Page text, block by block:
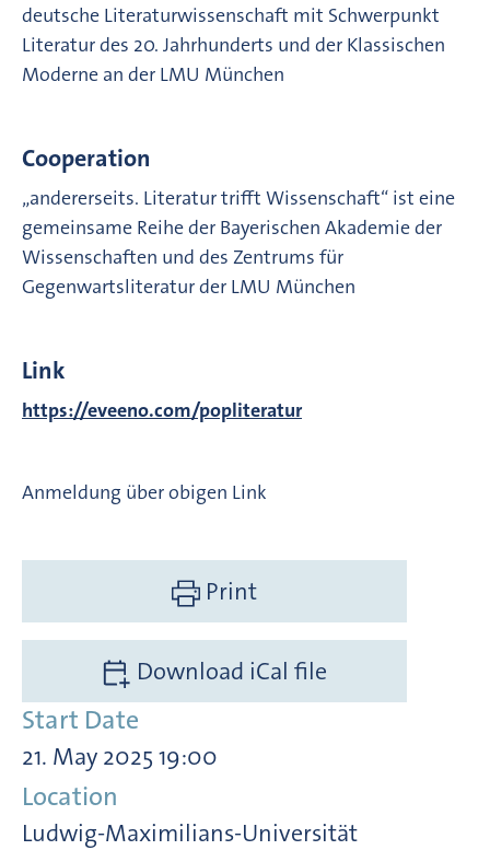
deutsche Literaturwissenschaft mit Schwerpunkt
Literatur des 20. Jahrhunderts und der Klassischen
Moderne an der LMU München
Cooperation
„andererseits. Literatur trifft Wissenschaft“ ist eine
gemeinsame Reihe der Bayerischen Akademie der
Wissenschaften und des Zentrums für
Gegenwartsliteratur der LMU München
Link
https://eveeno.com/popliteratur
Anmeldung über obigen Link
Print
Download iCal file
Start Date
21. May 2025 19:00
Location
Ludwig-Maximilians-Universität